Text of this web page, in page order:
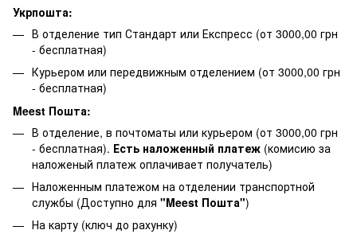
Укрпошта:
В отделение тип Стандарт или Експресс (от 3000,00 грн
- бесплатная)
Курьером или передвижным отделением (от 3000,00 грн
- бесплатная)
Meest Пошта:
В отделение, в почтоматы или курьером (от 3000,00 грн
- бесплатная). Есть наложенный платеж (комисию за
наложеный платеж оплачивает получатель)
Наложенным платежом на отделении транспортной
службы (Доступно для "Meest Пошта")
На карту (ключ до рахунку)